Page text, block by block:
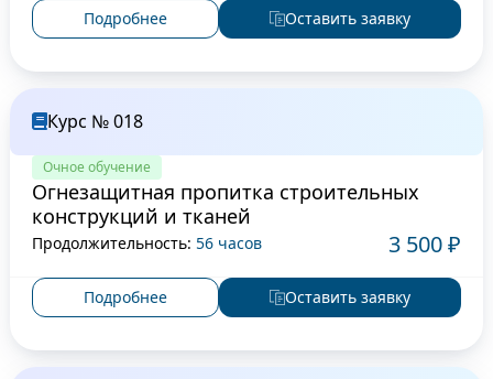
Подробнее Оставить заявку
Курс № 018
Очное обучение
Огнезащитная пропитка строительных
конструкций и тканей
Продолжительность: 56 часов 3 500 ₽
Подробнее Оставить заявку